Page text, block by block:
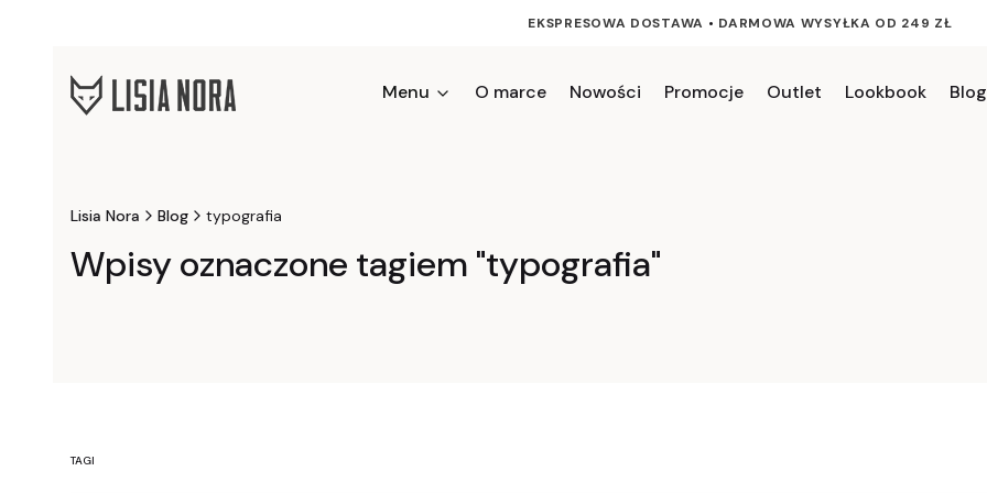
EKSPRESOWA DOSTAWA • DARMOWA WYSYŁKA OD 249 ZŁ
Menu O marce Nowości Promocje Outlet Lookbook Blog
Lisia Nora Blog typografia
Wpisy oznaczone tagiem "typografia"
TAGI